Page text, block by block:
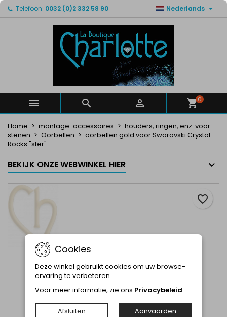
Telefoon: 0032 (0)2 332 58 90 Nederlands 
   0
Home montage-accessoires
houders, ringen, enz. voor
stenen
Oorbellen
oorbellen gold voor Swarovski Crystal
Rocks "ster"
BEKIJK ONZE WEBWINKEL HIER
favorite_border
Mijn verlanglijsten ×
Maak een lijst
Maak een verlanglijst ×
Verlanglijst naam
Annuleren Maak een verlanglijst
Inloggen ×
U moet ingelogd zijn om producten in uw verlanglijst
Annuleren Inloggen
Cookies
Deze winkel gebruikt cookies om uw browse-
ervaring te verbeteren.
Voor meer informatie, zie ons Privacybeleid.
Afsluiten Aanvaarden